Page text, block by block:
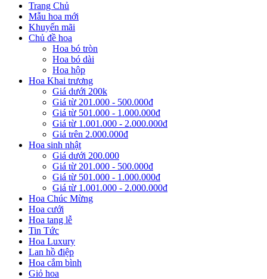
Trang Chủ
Mẫu hoa mới
Khuyến mãi
Chủ đề hoa
Hoa bó tròn
Hoa bó dài
Hoa hộp
Hoa Khai trương
Giá dưới 200k
Giá từ 201.000 - 500.000đ
Giá từ 501.000 - 1.000.000đ
Giá từ 1.001.000 - 2.000.000đ
Giá trên 2.000.000đ
Hoa sinh nhật
Giá dưới 200.000
Giá từ 201.000 - 500.000đ
Giá từ 501.000 - 1.000.000đ
Giá từ 1.001.000 - 2.000.000đ
Hoa Chúc Mừng
Hoa cưới
Hoa tang lễ
Tin Tức
Hoa Luxury
Lan hồ điệp
Hoa cắm bình
Giỏ hoa